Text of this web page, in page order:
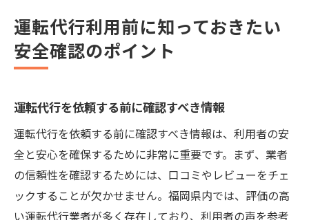
運転代行利用前に知っておきたい
安全確認のポイント
運転代行を依頼する前に確認すべき情報
運転代行を依頼する前に確認すべき情報は、利用者の安
全と安心を確保するために非常に重要です。まず、業者
の信頼性を確認するためには、口コミやレビューをチェ
ックすることが欠かせません。福岡県内では、評価の高
い運転代行業者が多く存在しており、利用者の声を参考